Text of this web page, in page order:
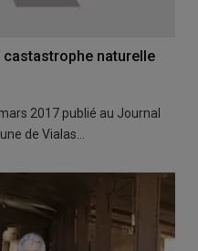
castastrophe naturelle
2017 publié au Journal
de Vialas…